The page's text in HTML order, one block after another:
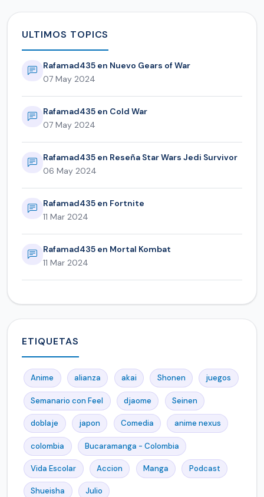
ULTIMOS TOPICS
Rafamad435 en Nuevo Gears of War
07 May 2024
Rafamad435 en Cold War
07 May 2024
Rafamad435 en Reseña Star Wars Jedi Survivor
06 May 2024
Rafamad435 en Fortnite
11 Mar 2024
Rafamad435 en Mortal Kombat
11 Mar 2024
ETIQUETAS
Anime alianza akai Shonen juegos
Semanario con Feel djaome Seinen
doblaje japon Comedia anime nexus
colombia Bucaramanga - Colombia
Vida Escolar Accion Manga Podcast
Shueisha Julio